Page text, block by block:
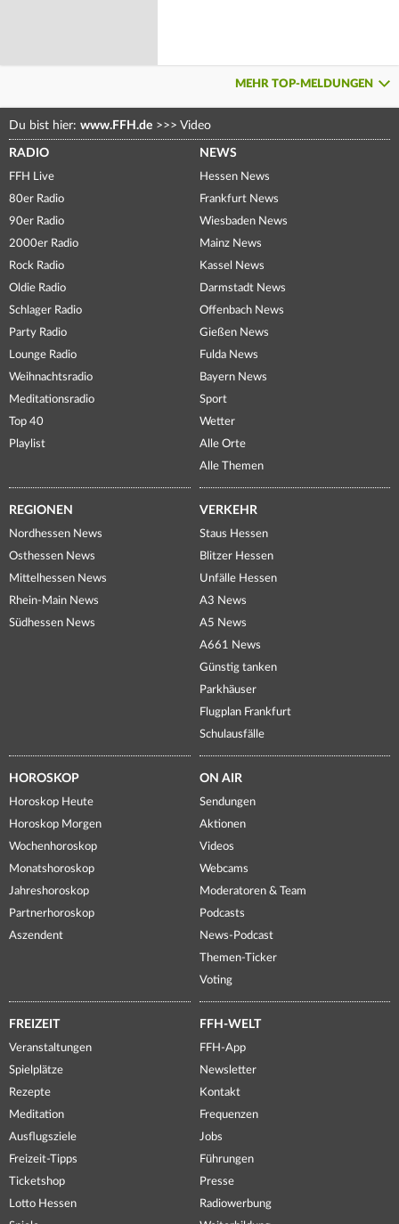
MEHR TOP-MELDUNGEN
Du bist hier: www.FFH.de >>> Video
RADIO
FFH Live
80er Radio
90er Radio
2000er Radio
Rock Radio
Oldie Radio
Schlager Radio
Party Radio
Lounge Radio
Weihnachtsradio
Meditationsradio
Top 40
Playlist
NEWS
Hessen News
Frankfurt News
Wiesbaden News
Mainz News
Kassel News
Darmstadt News
Offenbach News
Gießen News
Fulda News
Bayern News
Sport
Wetter
Alle Orte
Alle Themen
REGIONEN
Nordhessen News
Osthessen News
Mittelhessen News
Rhein-Main News
Südhessen News
VERKEHR
Staus Hessen
Blitzer Hessen
Unfälle Hessen
A3 News
A5 News
A661 News
Günstig tanken
Parkhäuser
Flugplan Frankfurt
Schulausfälle
HOROSKOP
Horoskop Heute
Horoskop Morgen
Wochenhoroskop
Monatshoroskop
Jahreshoroskop
Partnerhoroskop
Aszendent
ON AIR
Sendungen
Aktionen
Videos
Webcams
Moderatoren & Team
Podcasts
News-Podcast
Themen-Ticker
Voting
FREIZEIT
Veranstaltungen
Spielplätze
Rezepte
Meditation
Ausflugsziele
Freizeit-Tipps
Ticketshop
Lotto Hessen
FFH-WELT
FFH-App
Newsletter
Kontakt
Frequenzen
Jobs
Führungen
Presse
Radiowerbung